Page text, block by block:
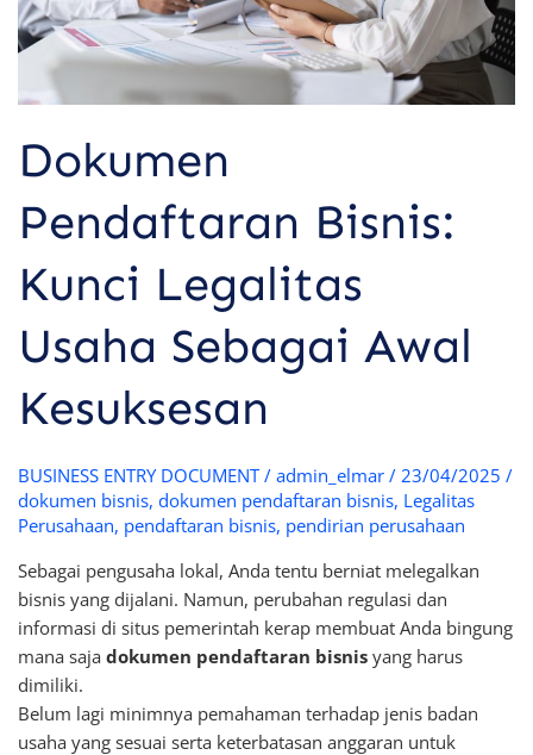
Dokumen
Pendaftaran Bisnis:
Kunci Legalitas
Usaha Sebagai Awal
Kesuksesan
BUSINESS ENTRY DOCUMENT/ admin_elmar / 23/04/2025 /
dokumen bisnis, dokumen pendaftaran bisnis, Legalitas
Perusahaan, pendaftaran bisnis, pendirian perusahaan
Sebagai pengusaha lokal, Anda tentu berniat melegalkan
bisnis yang dijalani. Namun, perubahan regulasi dan
informasi di situs pemerintah kerap membuat Anda bingung
mana saja dokumen pendaftaran bisnis yang harus
dimiliki.
Belum lagi minimnya pemahaman terhadap jenis badan
usaha yang sesuai serta keterbatasan anggaran untuk
Kesuksesan